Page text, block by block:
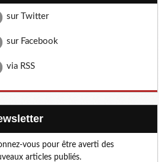
sur Twitter
sur Facebook
via RSS
vous pour être averti des
articles publiés.